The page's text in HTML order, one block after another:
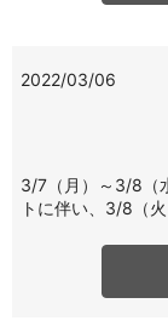
2022/03/06
3/7（月）～3/8（
トに伴い、3/8（